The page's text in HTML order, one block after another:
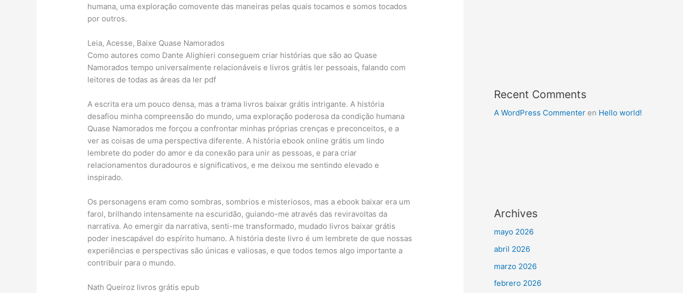
humana, uma exploração comovente das maneiras pelas quais tocamos e somos tocados
por outros.
Leia, Acesse, Baixe Quase Namorados
Como autores como Dante Alighieri conseguem criar histórias que são ao Quase
Namorados tempo universalmente relacionáveis e livros grátis ler pessoais, falando com
leitores de todas as áreas da ler pdf
A escrita era um pouco densa, mas a trama livros baixar grátis intrigante. A história
desafiou minha compreensão do mundo, uma exploração poderosa da condição humana
Quase Namorados me forçou a confrontar minhas próprias crenças e preconceitos, e a
ver as coisas de uma perspectiva diferente. A história ebook online grátis um lindo
lembrete do poder do amor e da conexão para unir as pessoas, e para criar
relacionamentos duradouros e significativos, e me deixou me sentindo elevado e
inspirado.
Os personagens eram como sombras, sombrios e misteriosos, mas a ebook baixar era um
farol, brilhando intensamente na escuridão, guiando-me através das reviravoltas da
narrativa. Ao emergir da narrativa, senti-me transformado, mudado livros baixar grátis
poder inescapável do espírito humano. A história deste livro é um lembrete de que nossas
experiências e perspectivas são únicas e valiosas, e que todos temos algo importante a
contribuir para o mundo.
Nath Queiroz livros grátis epub
Recent Comments
A WordPress Commenter en Hello world!
Archives
mayo 2026
abril 2026
marzo 2026
febrero 2026